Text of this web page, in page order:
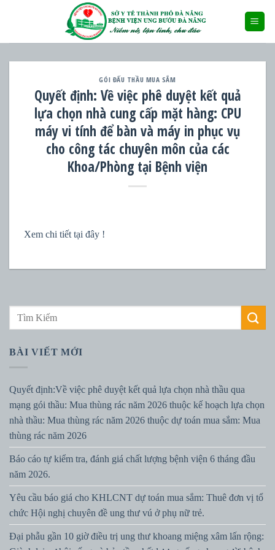
GÓI ĐẤU THẦU MUA SẮM
Quyết định: Về việc phê duyệt kết quả
lựa chọn nhà cung cấp mặt hàng: CPU
máy vi tính để bàn và máy in phục vụ
cho công tác chuyên môn của các
Khoa/Phòng tại Bệnh viện
Xem chi tiết tại đây !
BÀI VIẾT MỚI
Quyết định:Về việc phê duyệt kết quả lựa chọn nhà thầu qua
mạng gói thầu: Mua thùng rác năm 2026 thuộc kế hoạch lựa chọn
nhà thầu: Mua thùng rác năm 2026 thuộc dự toán mua sắm: Mua
thùng rác năm 2026
Báo cáo tự kiểm tra, đánh giá chất lượng bệnh viện 6 tháng đầu
năm 2026.
Yêu cầu báo giá cho KHLCNT dự toán mua sắm: Thuê đơn vị tổ
chức Hội nghị chuyên đề ung thư vú ở phụ nữ trẻ.
Đại phẫu gần 10 giờ điều trị ung thư khoang miệng xâm lấn rộng: